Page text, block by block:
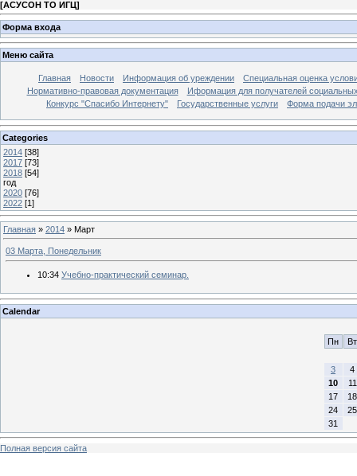
[АСУСОН ТО ИГЦ]
Форма входа
Меню сайта
Главная Новости Информация об уреждении
Специальная оценка
Нормативно-правовая документация
Иформация для получателей
Конкурс "Спасибо Интернету"
Государственные услуги Форма подачи
Categories
2014 [38]
2017 [73]
2018 [54]
год
2020 [76]
2022 [1]
Главная » 2014 » Март
03 Марта, Понедельник
10:34 Учебно-практический семинар.
Calendar
Пн Вт
3
4
10
11
17
18
24
25
31
Полная версия сайта